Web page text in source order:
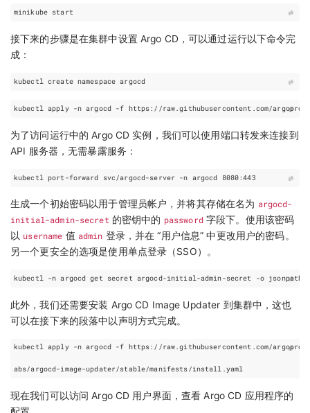
接下来的步骤是在集群中设置 Argo CD，可以通过运行以下命令完
成：
为了访问运行中的 Argo CD 实例，我们可以使用端口转发来连接到
API 服务器，无需暴露服务：
生成一个初始密码以用于管理员帐户，并将其存储在名为 argocd-
initial-admin-secret的密钥中的 password字段下。使用该密码
以 username 值 admin 登录，并在 “用户信息” 中更改用户的密码。
另一个更安全的选项是使用单点登录（SSO）。
kubectl -n argocd get secret argocd-initial-admin-secret -o jsonpath
此外，我们还需要安装 Argo CD Image Updater 到集群中，这也
可以在接下来的段落中以声明方式完成。
现在我们可以访问 Argo CD 用户界面，查看 Argo CD 应用程序的